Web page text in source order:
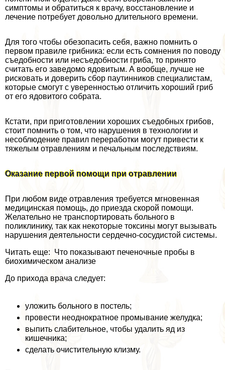
симптомы и обратиться к врачу, восстановление и
лечение потребует довольно длительного времени.
Для того чтобы обезопасить себя, важно помнить о
первом правиле грибника: если есть сомнения по поводу
съедобности или несъедобности гриба, то принято
считать его заведомо ядовитым. А вообще, лучше не
рисковать и доверить сбор паутинников специалистам,
которые смогут с уверенностью отличить хороший гриб
от его ядовитого собрата.
Кстати, при приготовлении хороших съедобных грибов,
стоит помнить о том, что нарушения в технологии и
несоблюдение правил переработки могут привести к
тяжелым отравлениям и печальным последствиям.
Оказание первой помощи при отравлении
При любом виде отравления требуется мгновенная
медицинская помощь, до приезда скорой помощи.
Желательно не трaнcпортировать больного в
поликлинику, так как некоторые токсины могут вызывать
нарушения деятельности сердечно-сосудистой системы.
Читать еще: Что показывают печеночные пробы в
биохимическом анализе
До прихода врача следует:
уложить больного в постель;
провести неоднократное промывание желудка;
выпить слабительное, чтобы удалить яд из
кишечника;
сделать очистительную клизму.